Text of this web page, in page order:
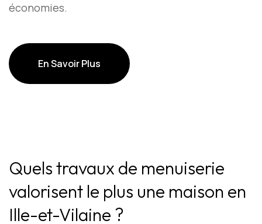
économies.
En Savoir Plus
En Savoir Plus
Quels travaux de menuiserie
valorisent le plus une maison en
Ille-et-Vilaine ?